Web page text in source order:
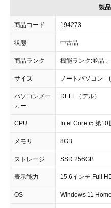
製
商品コード 194273
状態 中古品
商品ランク 機能ランク:並品
サイズ ノートパソコン
パソコンメー
カー
DELL（デル）
CPU Intel Core i5 第
メモリ 8GB
ストレージ SSD 256GB
表示能力 15.6インチ Full
OS Windows 11